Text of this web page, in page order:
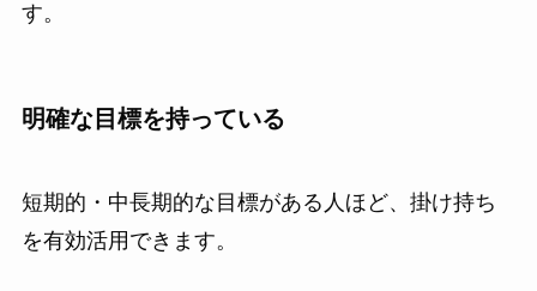
す。
明確な目標を持っている
短期的・中長期的な目標がある人ほど、掛け持ち
を有効活用できます。